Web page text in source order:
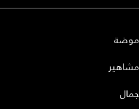
موضة
مشاهير
جمال